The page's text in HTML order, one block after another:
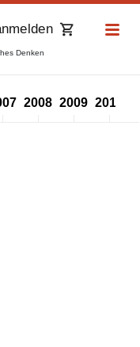
Denken
2008 2009 2010